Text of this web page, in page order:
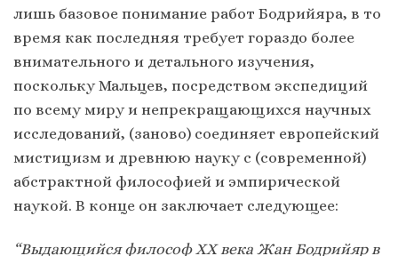
лишь базовое понимание работ Бодрийяра, в то
время как последняя требует гораздо более
внимательного и детального изучения,
поскольку Мальцев, посредством экспедиций
по всему миру и непрекращающихся научных
исследований, (заново) соединяет европейский
мистицизм и древнюю науку с (современной)
абстрактной философией и эмпирической
наукой. В конце он заключает следующее:
“Выдающийся философ ХХ века Жан Бодрийяр в